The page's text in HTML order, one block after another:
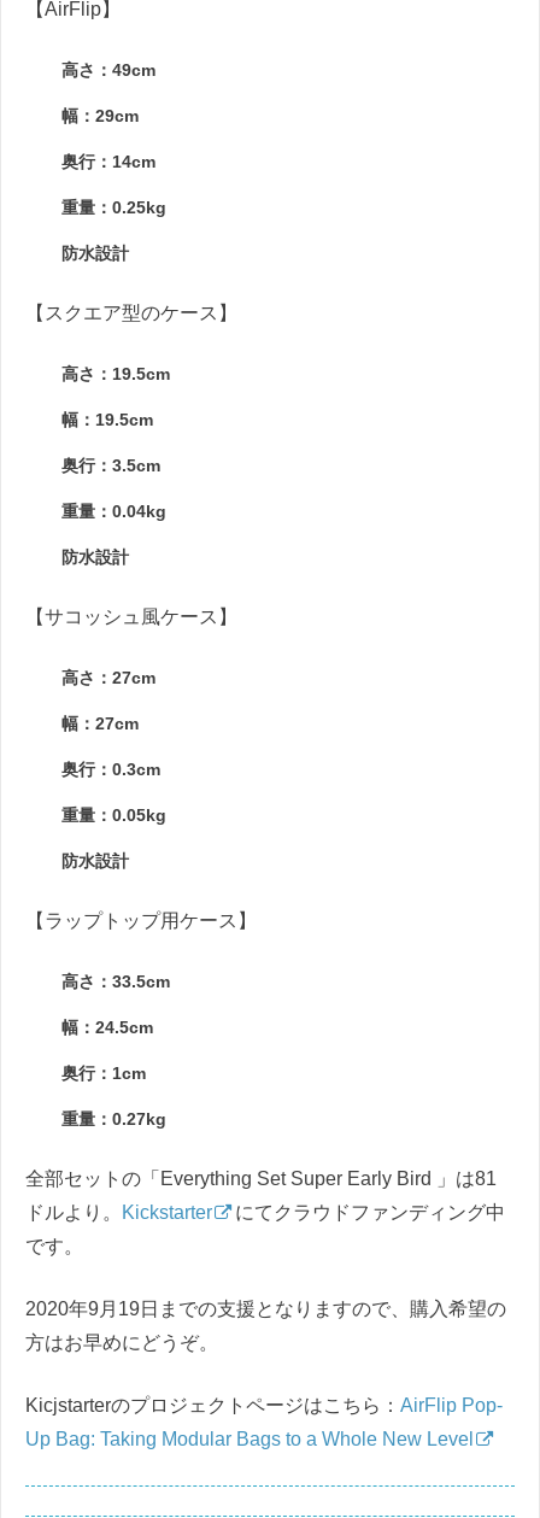
【AirFlip】
高さ：49cm
幅：29cm
奥行：14cm
重量：0.25kg
防水設計
【スクエア型のケース】
高さ：19.5cm
幅：19.5cm
奥行：3.5cm
重量：0.04kg
防水設計
【サコッシュ風ケース】
高さ：27cm
幅：27cm
奥行：0.3cm
重量：0.05kg
防水設計
【ラップトップ用ケース】
高さ：33.5cm
幅：24.5cm
奥行：1cm
重量：0.27kg
全部セットの「Everything Set Super Early Bird 」は81
ドルより。
Kickstarter
にてクラウドファンディング中
です。
2020年9月19日までの支援となりますので、購入希望の
方はお早めにどうぞ。
Kicjstarterのプロジェクトページはこちら： AirFlip Pop-
Up Bag: Taking Modular Bags to a Whole New Level